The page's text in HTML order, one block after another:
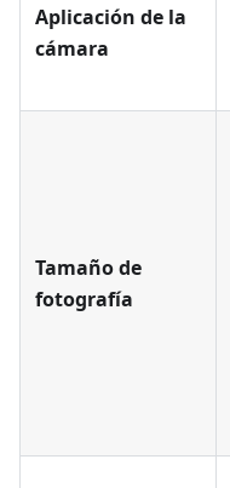
Aplicación de la
cámara
Tamaño de
fotografía